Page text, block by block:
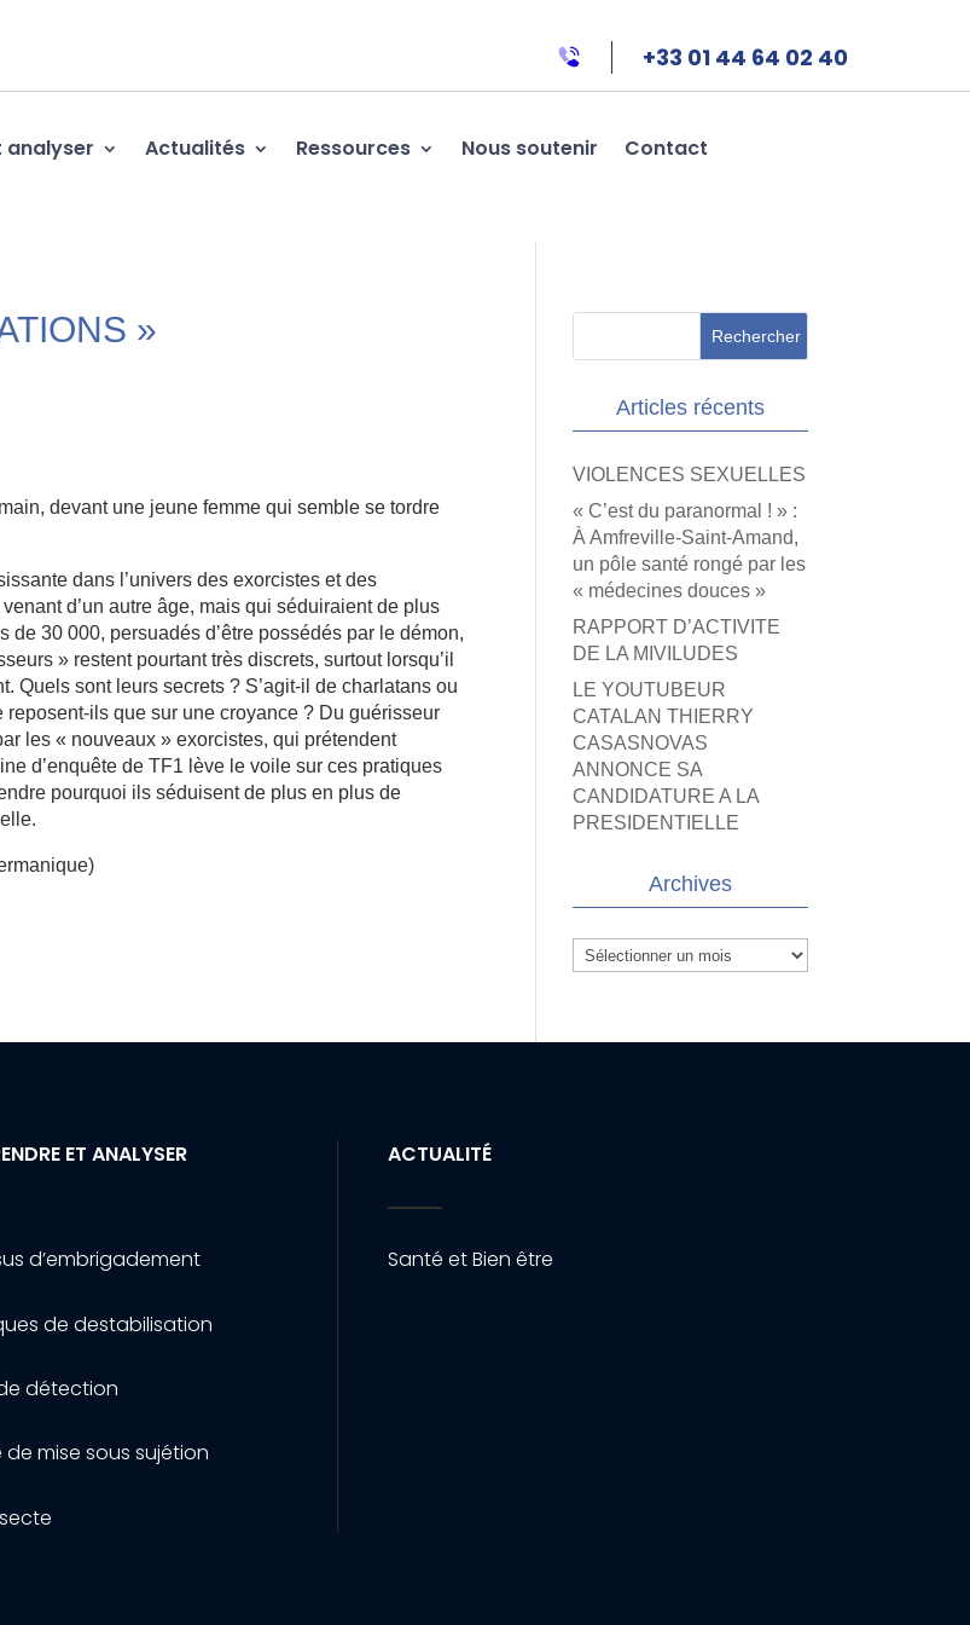
+33 01 44 64 02 40
analyser Actualités Ressources Nous soutenir Contact
»
devant une jeune femme qui semble se tordre
dans l’univers des exorcistes et des
d’un autre âge, mais qui séduiraient de plus
30 000, persuadés d’être possédés par le démon,
» restent pourtant très discrets, surtout lorsqu’il
Quels sont leurs secrets ? S’agit-il de charlatans ou
ils que sur une croyance ? Du guérisseur
les « nouveaux » exorcistes, qui prétendent
d’enquête de TF1 lève le voile sur ces pratiques
pourquoi ils séduisent de plus en plus de
Articles récents
VIOLENCES SEXUELLES
« C’est du paranormal ! » :
À Amfreville-Saint-Amand,
un pôle santé rongé par les
« médecines douces »
RAPPORT D’ACTIVITE
DE LA MIVILUDES
LE YOUTUBEUR
CATALAN THIERRY
CASASNOVAS
ANNONCE SA
CANDIDATURE A LA
PRESIDENTIELLE
Archives
Archives
ET ANALYSER
d’embrigadement
de destabilisation
détection
de mise sous sujétion
ACTUALITÉ
Santé et Bien être